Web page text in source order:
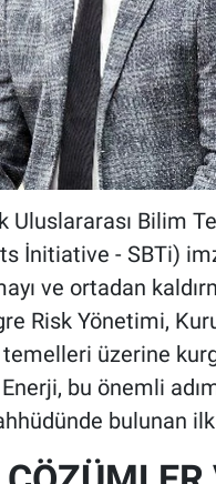
Uluslararası Bilim
İnitiative - SBTi)
ve ortadan
Risk Yönetimi,
temelleri üzerine
bu önemli
bulunan